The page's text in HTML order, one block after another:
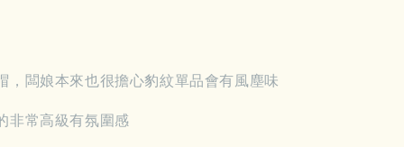
，闆娘本來也很擔心豹紋單品會有風塵味
非常高級有氛圍感